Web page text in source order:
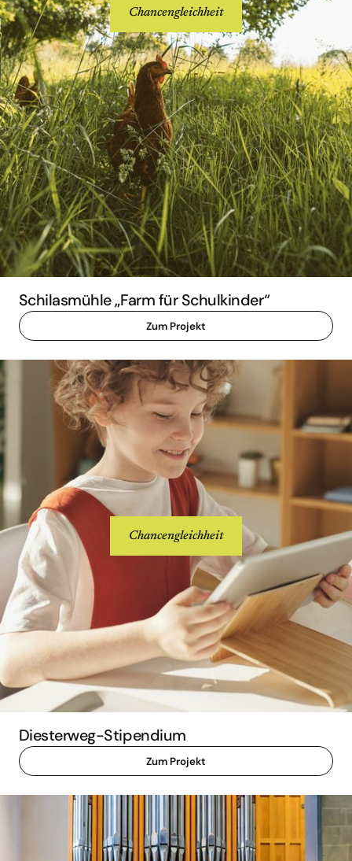
Chancengleichheit
Schilasmühle „Farm für Schulkinder“
Zum Projekt
Chancengleichheit
Diesterweg-Stipendium
Zum Projekt